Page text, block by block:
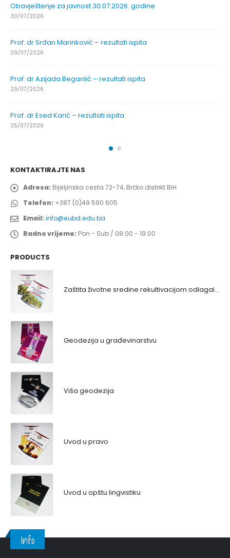
Obavještenje za javnost 30.07.2026. godine
30/07/2026
Prof. dr Srđan Marinković – rezultati ispita
29/07/2026
Prof. dr Azijada Beganlić – rezultati ispita
29/07/2026
Prof. dr Esed Karić – rezultati ispita
25/07/2026
KONTAKTIRAJTE NAS
Adresa: Bijeljinska cesta 72-74, Brčko distrikt BiH
Telefon: +387 (0)49 590 605
Email:info@eubd.edu.ba
Radno vrijeme: Pon - Sub / 08:00 - 19:00
PRODUCTS
Zaštita životne sredine rekultivacijom odlagališta
Geodezija u građevinarstvu
Viša geodezija
Uvod u pravo
Uvod u opštu lingvistiku
Info